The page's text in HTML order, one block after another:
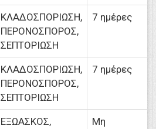
ΚΛΑΔΟΣΠΟΡΙΩΣΗ,
ΠΕΡΟΝΟΣΠΟΡΟΣ,
ΣΕΠΤΟΡΙΩΣΗ
7 ημέρες
ΚΛΑΔΟΣΠΟΡΙΩΣΗ,
ΠΕΡΟΝΟΣΠΟΡΟΣ,
ΣΕΠΤΟΡΙΩΣΗ
7 ημέρες
ΕΞΩΑΣΚΟΣ,
Μη